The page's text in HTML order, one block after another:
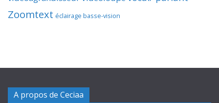
Zoomtext éclairage basse-vision
A propos de Ceciaa